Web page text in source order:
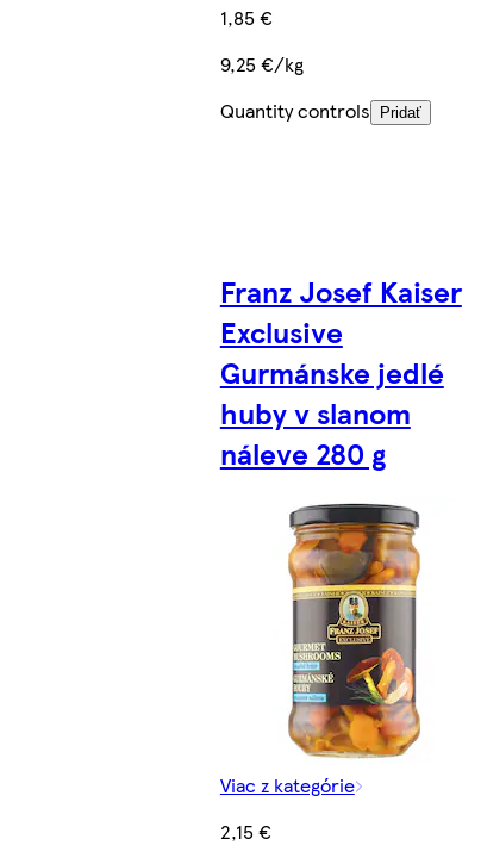
1,85 €
9,25 €/kg
Quantity controls
Pridať
Franz Josef Kaiser
Exclusive
Gurmánske jedlé
huby v slanom
náleve 280 g
Viac z kategórie
2,15 €